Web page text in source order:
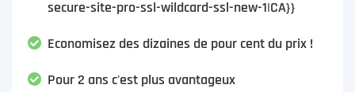
secure-site-pro-ssl-wildcard-ssl-new-1|CA}}
Economisez des dizaines de pour cent du prix !
Pour 2 ans c'est plus avantageux